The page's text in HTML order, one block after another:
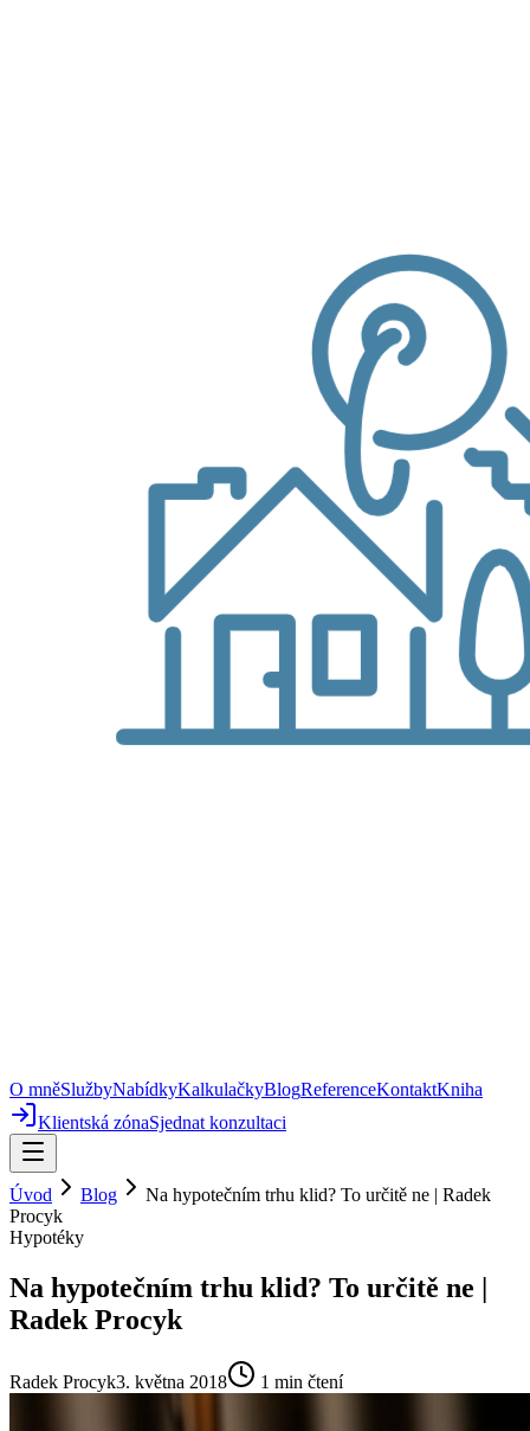
O mněSlužbyNabídkyKalkulačkyBlogReferenceKontaktKniha
Klientská zónaSjednat konzultaci
Úvod Blog
Na hypotečním trhu klid? To určitě ne | Radek
Procyk
Hypotéky
Na hypotečním trhu klid? To určitě ne |
Radek Procyk
Radek Procyk3. května 2018 1 min čtení